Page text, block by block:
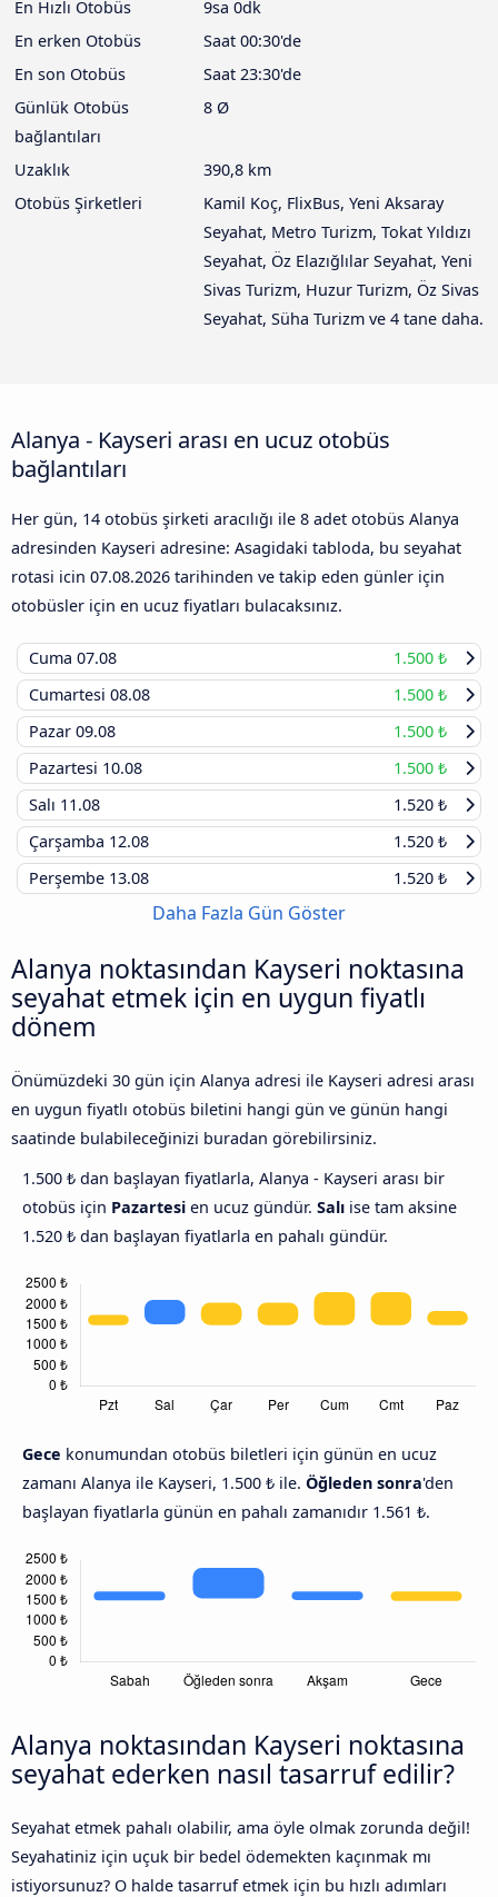
En Hızlı Otobüs
9sa 0dk
En erken Otobüs
Saat 00:30'de
En son Otobüs
Saat 23:30'de
Günlük Otobüs
bağlantıları
8 Ø
Uzaklık
390,8 km
Otobüs Şirketleri
Kamil Koç, FlixBus, Yeni Aksaray
Seyahat, Metro Turizm, Tokat Yıldızı
Seyahat, Öz Elazığlılar Seyahat, Yeni
Sivas Turizm, Huzur Turizm, Öz Sivas
Seyahat, Süha Turizm ve 4 tane daha.
Alanya - Kayseri arası en ucuz otobüs
bağlantıları
Her gün, 14 otobüs şirketi aracılığı ile 8 adet otobüs Alanya
adresinden Kayseri adresine: Asagidaki tabloda, bu seyahat
rotasi icin 07.08.2026 tarihinden ve takip eden günler için
otobüsler için en ucuz fiyatları bulacaksınız.
Cuma 07.08
1.500 ₺
Cumartesi 08.08
1.500 ₺
Pazar 09.08
1.500 ₺
Pazartesi 10.08
1.500 ₺
Salı 11.08
1.520 ₺
Çarşamba 12.08
1.520 ₺
Perşembe 13.08 1.520 ₺
Daha Fazla Gün Göster
Alanya noktasından Kayseri noktasına
seyahat etmek için en uygun fiyatlı
dönem
Önümüzdeki 30 gün için Alanya adresi ile Kayseri adresi arası
en uygun fiyatlı otobüs biletini hangi gün ve günün hangi
saatinde bulabileceğinizi buradan görebilirsiniz.
1.500 ₺ dan başlayan fiyatlarla, Alanya - Kayseri arası bir
otobüs için Pazartesi en ucuz gündür. Salı ise tam aksine
1.520 ₺ dan başlayan fiyatlarla en pahalı gündür.
Gece konumundan otobüs biletleri için günün en ucuz
zamanı Alanya ile Kayseri, 1.500 ₺ ile. Öğleden sonra'den
başlayan fiyatlarla günün en pahalı zamanıdır 1.561 ₺.
Alanya noktasından Kayseri noktasına
seyahat ederken nasıl tasarruf edilir?
Seyahat etmek pahalı olabilir, ama öyle olmak zorunda değil!
Seyahatiniz için uçuk bir bedel ödemekten kaçınmak mı
istiyorsunuz? O halde tasarruf etmek için bu hızlı adımları